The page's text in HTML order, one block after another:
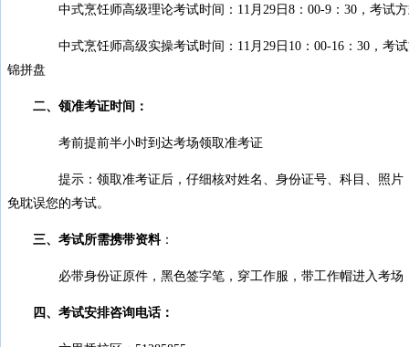
中式烹饪师高级理论考试时间：11月29日8：00-9：30，考试方
中式烹饪师高级实操考试时间：11月29日10：00-16：30，考试
锦拼盘
二、领准考证时间：
考前提前半小时到达考场领取准考证
提示：领取准考证后，仔细核对姓名、身份证号、科目、照片，
免耽误您的考试。
三、考试所需携带资料：
必带身份证原件，黑色签字笔，穿工作服，带工作帽进入考场，
四、考试安排咨询电话：